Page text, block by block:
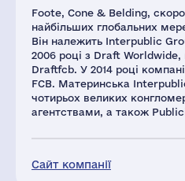
Foote, Cone & Belding,
найбільших глобальних
Він належить Interpublic
2006 році з Draft
Draftfcb. У 2014 році
FCB. Материнська
чотирьох великих
агентствами, а також
Сайт компанії